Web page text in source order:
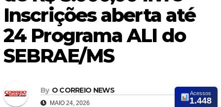
Inscrições aberta até
24 Programa ALI do
SEBRAE/MS
By O CORREIO NEWS
MAIO 24, 2026
Acessos
1.448